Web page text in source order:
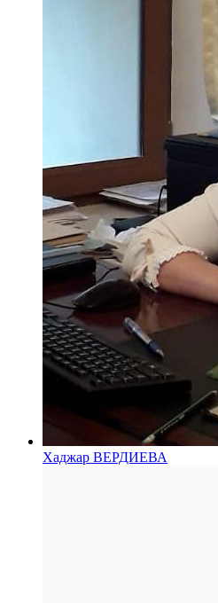
Хаджар ВЕРДИЕВА